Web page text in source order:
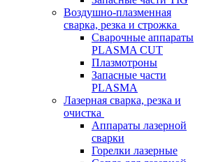
Воздушно-плазменная
сварка, резка и строжка
Сварочные аппараты
PLASMA CUT
Плазмотроны
Запасные части
PLASMA
Лазерная сварка, резка и
очистка
Аппараты лазерной
сварки
Горелки лазерные